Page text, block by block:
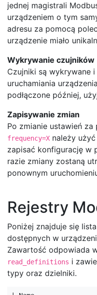
jednej magistrali
urządzeniem o tym
adresu za pomocą
urządzenie miało
Wykrywanie czujników
Czujniki są wykrywane
uruchamiania
podłączone później,
Zapisywanie zmian
Po zmianie ustawień
frequency=X należy
zapisać konfigurację w
razie zmiany zostaną
ponownym
Rejestry
Poniżej znajduje się
dostępnych w
Zawartość odpowiada
read_definitions i
typy oraz dzielniki.